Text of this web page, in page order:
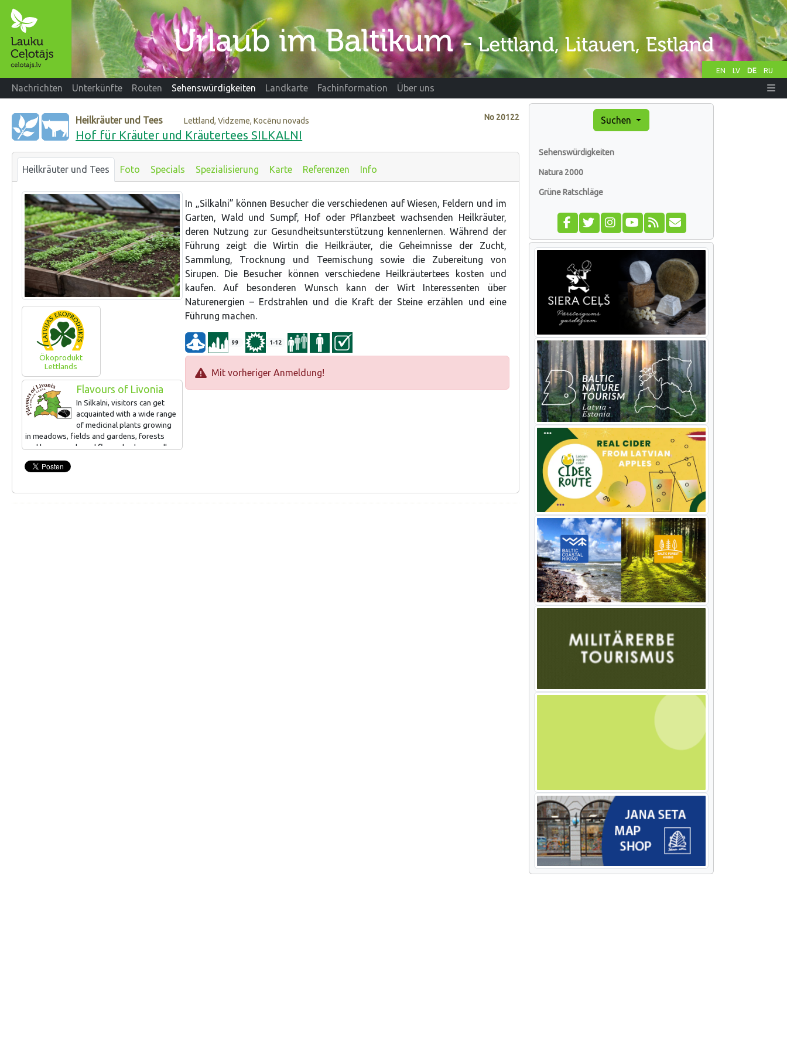
EN LV DE RU
Nachrichten Unterkünfte Routen Sehenswürdigkeiten Landkarte Fachinformation Über uns
No 20122
Heilkräuter und Tees Lettland, Vidzeme, Kocēnu novads
Hof für Kräuter und Kräutertees SILKALNI
Heilkräuter und Tees Foto Specials Spezialisierung Karte Referenzen Info
Ökoprodukt
Lettlands
Flavours of Livonia
In Silkalni, visitors can get
acquainted with a wide range
of medicinal plants growing
in meadows, fields and gardens, forests
and bogs, yards and flower beds, as well as
excursions, the hostess introduces the
collection, drying and preparation of tea
mixtures, syrups and extracts. Tourists can
In „Silkalni” können Besucher die verschiedenen auf Wiesen, Feldern und im
Garten, Wald und Sumpf, Hof oder Pflanzbeet wachsenden Heilkräuter,
deren Nutzung zur Gesundheitsunterstützung kennenlernen. Während der
Führung zeigt die Wirtin die Heilkräuter, die Geheimnisse der Zucht,
Sammlung, Trocknung und Teemischung sowie die Zubereitung von
Sirupen. Die Besucher können verschiedene Heilkräutertees kosten und
kaufen. Auf besonderen Wunsch kann der Wirt Interessenten über
Naturenergien – Erdstrahlen und die Kraft der Steine erzählen und eine
Führung machen.
99 1-12
Mit vorheriger Anmeldung!
Suchen
Sehenswürdigkeiten
Natura 2000
Grüne Ratschläge